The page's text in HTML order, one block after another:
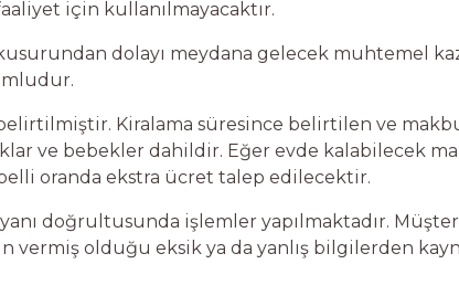
için kullanılmayacaktır.
dolayı meydana gelecek muhtemel
Kiralama süresince belirtilen ve
ve bebekler dahildir. Eğer evde kalabilecek
belli oranda ekstra ücret talep edilecektir.
doğrultusunda işlemler yapılmaktadır.
olduğu eksik ya da yanlış bilgilerden